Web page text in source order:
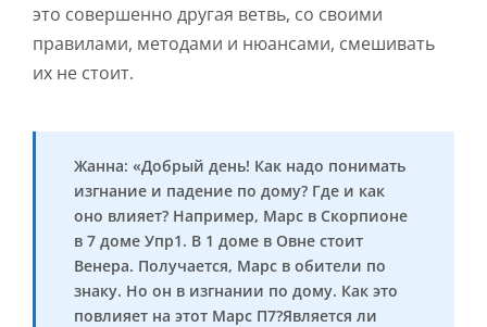
это совершенно другая ветвь, со своими
правилами, методами и нюансами, смешивать
их не стоит.
Жанна: «Добрый день! Как надо понимать
изгнание и падение по дому? Где и как
оно влияет? Например, Марс в Скорпионе
в 7 доме Упр1. В 1 доме в Овне стоит
Венера. Получается, Марс в обители по
знаку. Но он в изгнании по дому. Как это
повлияет на этот Марс П7?Является ли